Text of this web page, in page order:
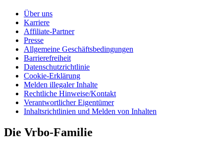
Über uns
Karriere
Affiliate-Partner
Presse
Allgemeine Geschäftsbedingungen
Barrierefreiheit
Datenschutzrichtlinie
Cookie-Erklärung
Melden illegaler Inhalte
Rechtliche Hinweise/Kontakt
Verantwortlicher Eigentümer
Inhaltsrichtlinien und Melden von Inhalten
Die Vrbo-Familie